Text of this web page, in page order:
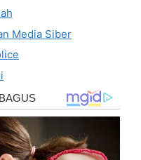
Media Siber